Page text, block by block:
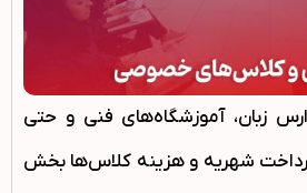
زبان، آموزشگاه‌های فنی و حتی
شهریه و هزینه کلاس‌ها بخش